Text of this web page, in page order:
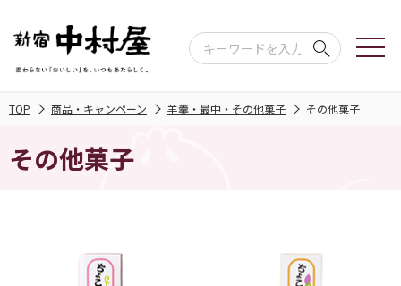
TOP 商品・キャンペーン 羊羹・最中・その他菓子 その他菓子
その他菓子